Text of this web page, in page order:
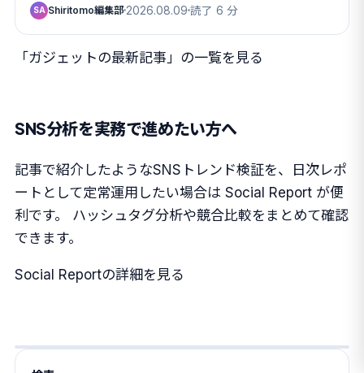
SA Shiritomo編集部 2026.08.09 読了 6 分
「ガジェットの最新記事」の一覧を見る
SNS分析を実務で進めたい方へ
記事で紹介したようなSNSトレンド検証を、日次レポ
ートとして定常運用したい場合は Social Report が便
利です。 ハッシュタグ分析や競合比較をまとめて確認
できます。
Social Reportの詳細を見る